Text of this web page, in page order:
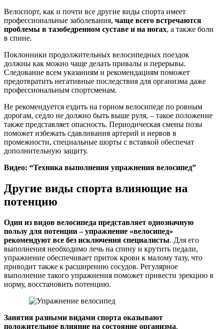
Велоспорт, как и почти все другие виды спорта имеет
профессиональные заболевания, чаще всего встречаются
проблемы в тазобедренном суставе и на ногах, а также боли
в спине.
Поклонники продолжительных велосипедных поездок
должны как можно чаще делать привалы и перерывы.
Следование всем указаниям и рекомендациям поможет
предотвратить негативные последствия для организма даже
профессиональным спортсменам.
Не рекомендуется ездить на горном велосипеде по ровным
дорогам, седло не должно быть выше руля, – такое положение
также представляет опасность. Периодическая смены позы
поможет избежать сдавливания артерий и нервов в
промежности, специальные шорты с вставкой обеспечат
дополнительную защиту.
Видео: “Техника выполнения упражнения велосипед”
Другие виды спорта влияющие на
потенцию
Один из видов велосипеда представляет однозначную
пользу для потенции – упражнение «велосипед»
рекомендуют все без исключения специалисты. Для его
выполнения необходимо лечь на спину и крутить педали,
упражнение обеспечивает приток крови к малому тазу, что
приводит также к расширению сосудов. Регулярное
выполнение такого упражнения поможет привести эрекцию в
норму, восстановить потенцию.
Занятия разными видами спорта оказывают
положительное влияние на состояние организма,